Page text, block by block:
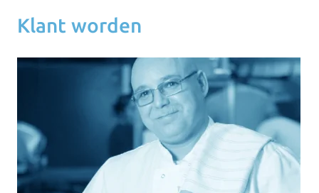
Klant worden